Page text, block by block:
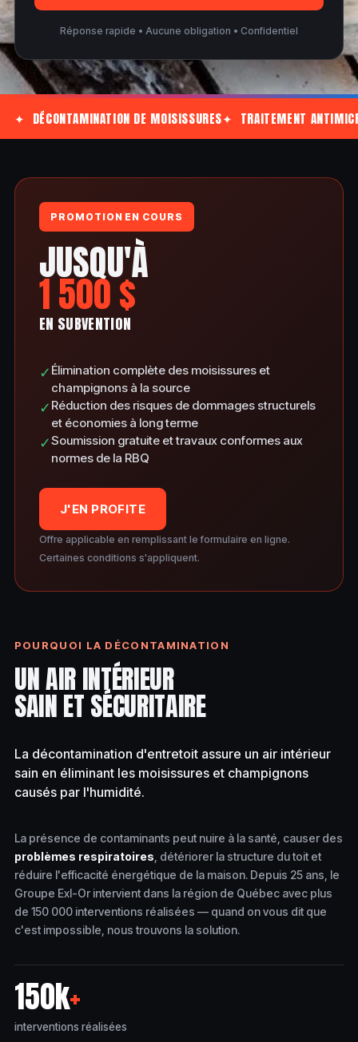
Réponse rapide • Aucune obligation • Confidentiel
✦ DÉCONTAMINATION DE MOISISSURES✦ TRAITEMENT
PROMOTION EN COURS
JUSQU'À
1 500 $
EN SUBVENTION
✓ Élimination complète des moisissures et
champignons à la source
✓ Réduction des risques de dommages structurels
et économies à long terme
✓Soumission gratuite et travaux conformes aux
normes de la RBQ
J'EN PROFITE
Offre applicable en remplissant le formulaire en ligne.
Certaines conditions s'appliquent.
POURQUOI LA DÉCONTAMINATION
UN AIR INTÉRIEUR
SAIN ET SÉCURITAIRE
La décontamination d'entretoit assure un air intérieur
sain en éliminant les moisissures et champignons
causés par l'humidité.
La présence de contaminants peut nuire à la santé, causer des
problèmes respiratoires , détériorer la structure du toit et
réduire l'efficacité énergétique de la maison. Depuis 25 ans, le
Groupe Exl-Or intervient dans la région de Québec avec plus
de 150 000 interventions réalisées — quand on vous dit que
c'est impossible, nous trouvons la solution.
150k+
interventions réalisées